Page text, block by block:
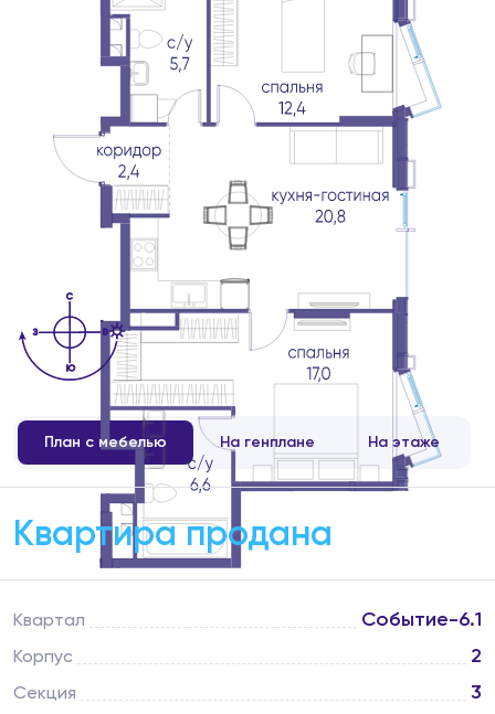
План с мебелью На генплане На этаже
Квартал Событие-6.1
Корпус 2
Секция 3
Квартира продана